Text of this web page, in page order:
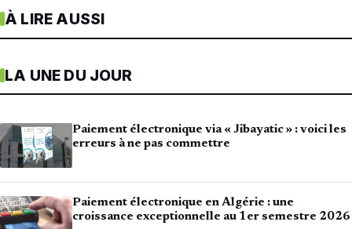
À LIRE AUSSI
LA UNE DU JOUR
Paiement électronique via « Jibayatic » : voici les
erreurs à ne pas commettre
Paiement électronique en Algérie : une
croissance exceptionnelle au 1er semestre 2026